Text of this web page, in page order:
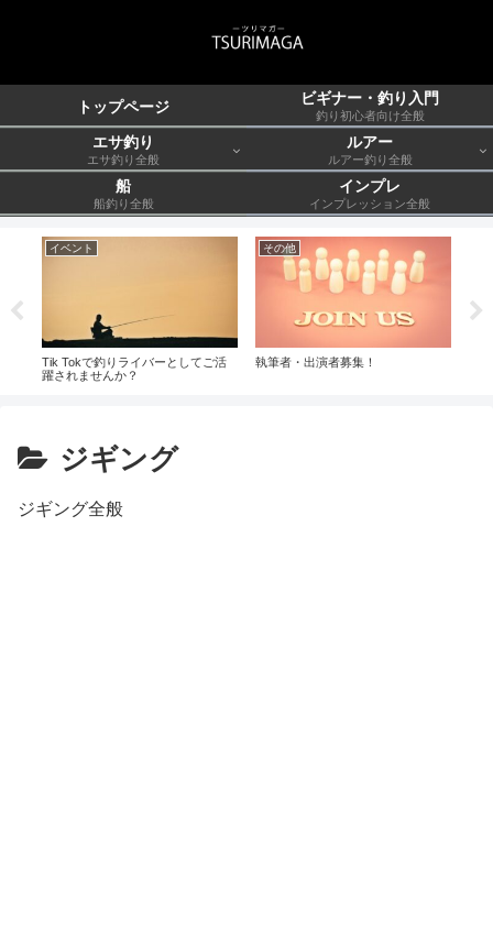
トップページ ビギナー・釣り入門
釣り初心者向け全般
エサ釣り
エサ釣り全般
ルアー
ルアー釣り全般
船
船釣り全般
インプレ
インプレッション全般
イベント
Tik Tokで釣りライバーとしてご活
躍されませんか？
その他
執筆者・出演者募集！
ジギング
ジギング全般